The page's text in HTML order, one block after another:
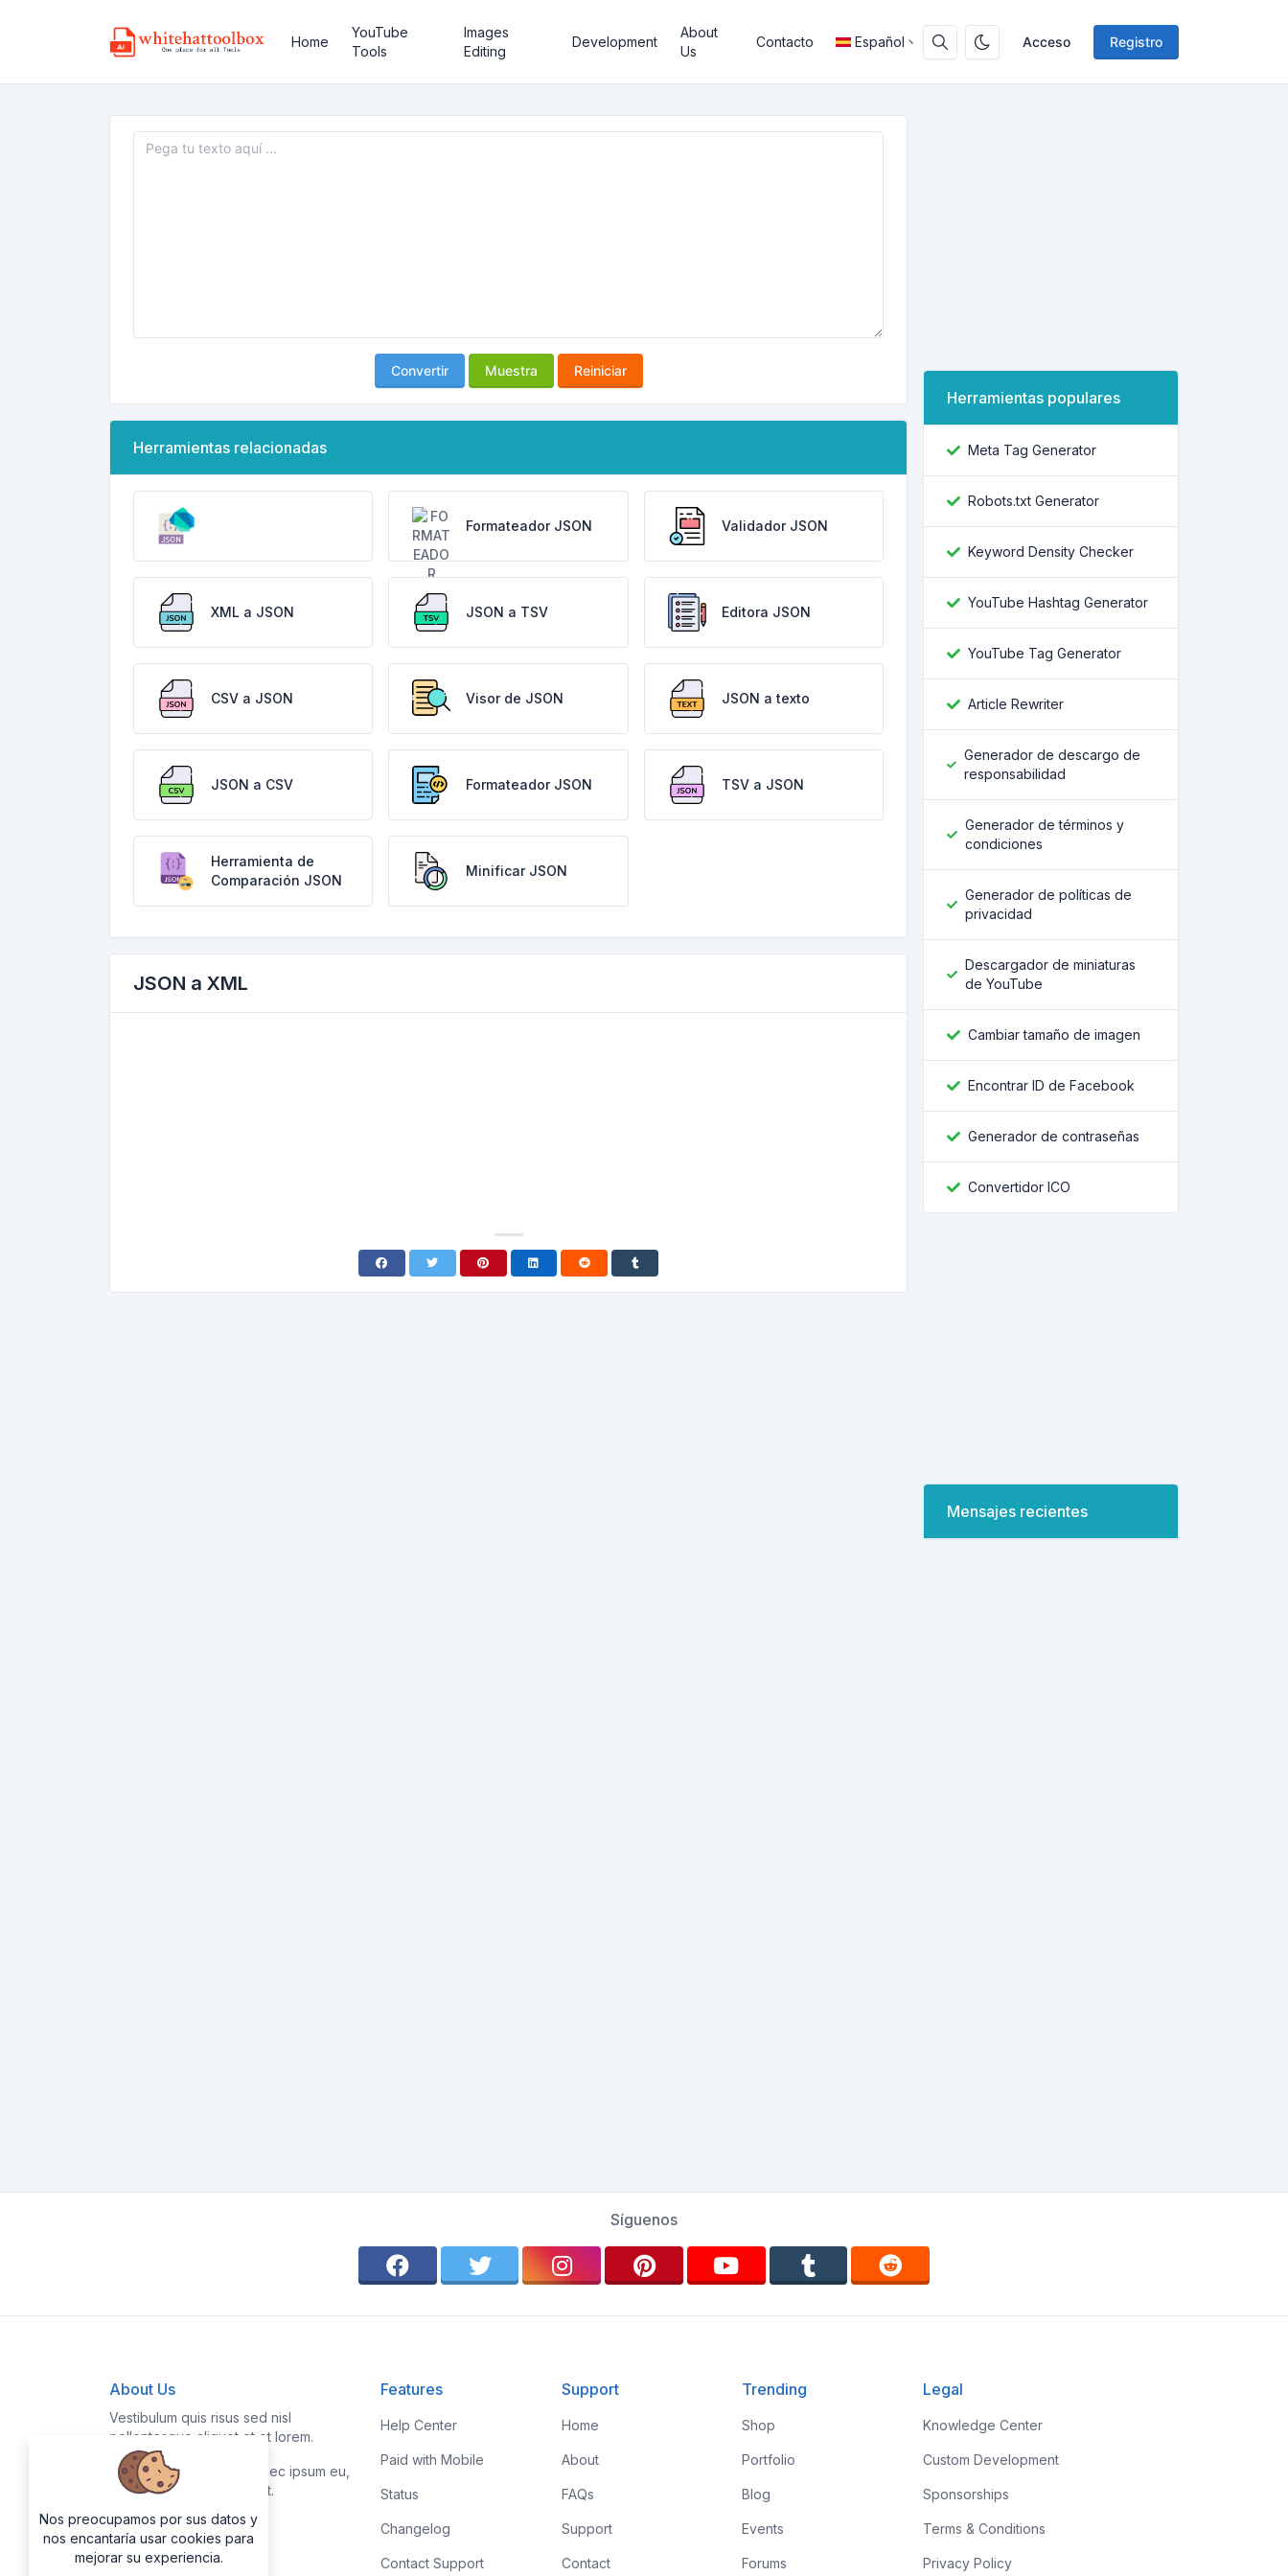
Acceso Registro
Home
YouTube
Tools
Images
Editing
Development
About
Us
Contacto Español
Convertir Muestra Reiniciar
Herramientas relacionadas
Formateador JSON Validador JSON
XML a JSON JSON a TSV Editora JSON
CSV a JSON Visor de JSON JSON a texto
JSON a CSV Formateador JSON TSV a JSON
Herramienta de
Comparación JSON
Minificar JSON
JSON a XML
Herramientas populares
Meta Tag Generator
Robots.txt Generator
Keyword Density Checker
YouTube Hashtag Generator
YouTube Tag Generator
Article Rewriter
Generador de descargo de
responsabilidad
Generador de términos y
condiciones
Generador de políticas de
privacidad
Descargador de miniaturas
de YouTube
Cambiar tamaño de imagen
Encontrar ID de Facebook
Generador de contraseñas
Convertidor ICO
Mensajes recientes
Síguenos
About Us
Vestibulum quis risus sed nisl
pellentesque aliquet et et lorem.
Fusce nibh nisl, gravida nec ipsum eu,
feugiat condimentum velit.
Features
Help Center
Paid with Mobile
Status
Changelog
Contact Support
Support
Home
About
FAQs
Support
Contact
Trending
Shop
Portfolio
Blog
Events
Forums
Legal
Knowledge Center
Custom Development
Sponsorships
Terms & Conditions
Privacy Policy
Nos preocupamos por sus datos y
nos encantaría usar cookies para
mejorar su experiencia.